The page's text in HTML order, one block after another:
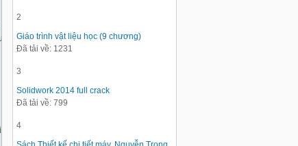
2
Giáo trình vật liệu học (9 chương)
Đã tải về: 1231
3
Solidwork 2014 full crack
Đã tải về: 799
4